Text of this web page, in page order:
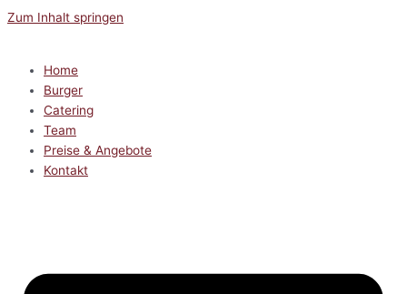
Zum Inhalt springen
Home
Burger
Catering
Team
Preise & Angebote
Kontakt